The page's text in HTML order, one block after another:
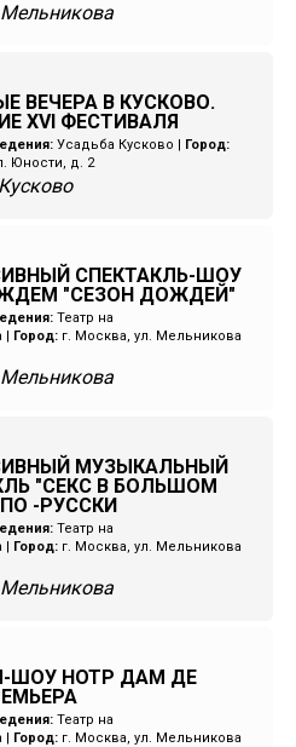
Мельникова
ВЕЧЕРА В КУСКОВО.
XVI ФЕСТИВАЛЯ
Усадьба Кусково
Город:
Юности, д. 2
СПЕКТАКЛЬ-ШОУ
"СЕЗОН ДОЖДЕЙ"
Театр на
Город: г. Москва, ул. Мельникова
Мельникова
МУЗЫКАЛЬНЫЙ
"СЕКС В БОЛЬШОМ
-РУССКИ
Театр на
Город: г. Москва, ул. Мельникова
Мельникова
ШОУ НОТР ДАМ ДЕ
Театр на
Город: г. Москва, ул. Мельникова